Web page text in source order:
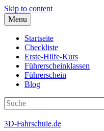
Skip to content
Menu
Startseite
Checkliste
Erste-Hilfe-Kurs
Führerscheinklassen
Führerschein
Blog
3D-Fahrschule.de